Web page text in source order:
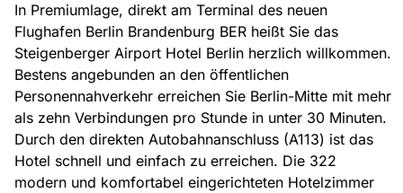
In Premiumlage, direkt am Terminal des neuen
Flughafen Berlin Brandenburg BER heißt Sie das
Steigenberger Airport Hotel Berlin herzlich willkommen.
Bestens angebunden an den öffentlichen
Personennahverkehr erreichen Sie Berlin-Mitte mit mehr
als zehn Verbindungen pro Stunde in unter 30 Minuten.
Durch den direkten Autobahnanschluss (A113) ist das
Hotel schnell und einfach zu erreichen. Die 322
modern und komfortabel eingerichteten Hotelzimmer